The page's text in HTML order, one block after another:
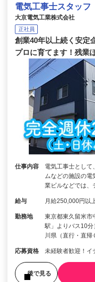
電気工事士スタッフ
大京電気工業株式会社
正社員
創業40年以上続く安定
プロに育てます！残業
仕事内容
電気工事士として
ムなどの施設の電
業ビルなどでは
給与 月給250,000円以
勤務地
東京都東久留米市
駅」よりバス10
川県（直行・直帰
応募資格 未経験者歓迎！イ
後で見る